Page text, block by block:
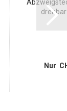
drehbar
Nur